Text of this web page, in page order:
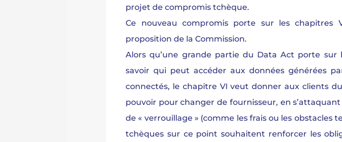
projet de compromis tchèque.
Ce nouveau compromis porte sur les chapitres
proposition de la Commission.
Alors qu’une grande partie du Data Act porte sur
savoir qui peut accéder aux données générées
connectés, le chapitre VI veut donner aux clients
pouvoir pour changer de fournisseur, en
de « verrouillage » (comme les frais ou les obstacles
tchèques sur ce point souhaitent renforcer les